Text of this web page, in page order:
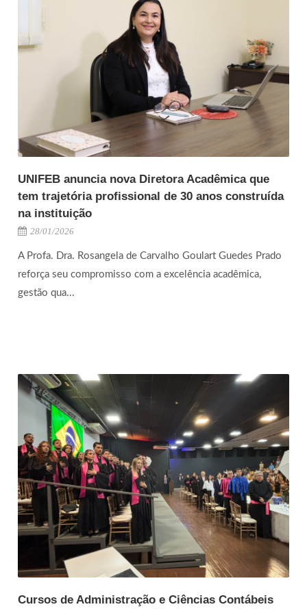
UNIFEB anuncia nova Diretora Acadêmica que
tem trajetória profissional de 30 anos construída
na instituição
28/01/2026
A Profa. Dra. Rosangela de Carvalho Goulart Guedes Prado
reforça seu compromisso com a excelência acadêmica,
gestão qua...
Cursos de Administração e Ciências Contábeis